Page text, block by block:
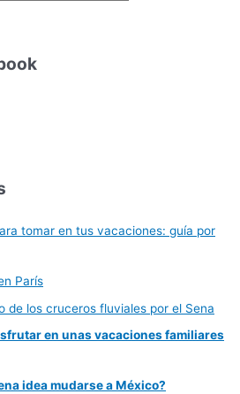
tomar en tus vacaciones: guía por
París
de los cruceros fluviales por el Sena
en unas vacaciones familiares
idea mudarse a México?